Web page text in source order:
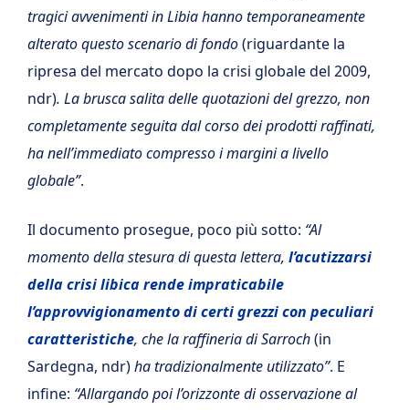
tragici avvenimenti in Libia hanno temporaneamente
alterato questo scenario di fondo(riguardante la
ripresa del mercato dopo la crisi globale del 2009,
ndr). La brusca salita delle quotazioni del grezzo, non
completamente seguita dal corso dei prodotti raffinati,
ha nell’immediato compresso i margini a livello
globale”.
Il documento prosegue, poco più sotto: “Al
momento della stesura di questa lettera, l’acutizzarsi
della crisi libica rende impraticabile
l’approvvigionamento di certi grezzi con peculiari
caratteristiche, che la raffineria di Sarroch(in
Sardegna, ndr)ha tradizionalmente utilizzato”. E
infine: “Allargando poi l’orizzonte di osservazione al